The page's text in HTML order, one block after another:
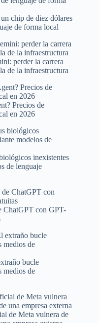
chip de diez dólares
de forma local
perder la carrera
de la infraestructura
Precios de
en 2026
inexistentes
de lenguaje
ChatGPT con GPT-
bucle
medios de
de Meta vulnera de